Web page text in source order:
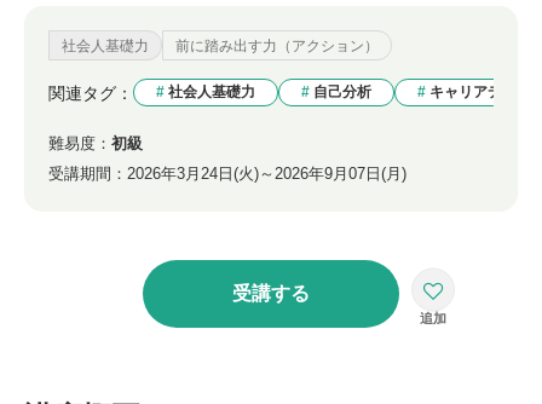
社会人基礎力 前に踏み出す力（アクション）
関連タグ： 社会人基礎力 自己分析 キャリアデザイ
難易度： 初級
受講期間： 2026年3月24日(火)～2026年9月07日(月)
受講する